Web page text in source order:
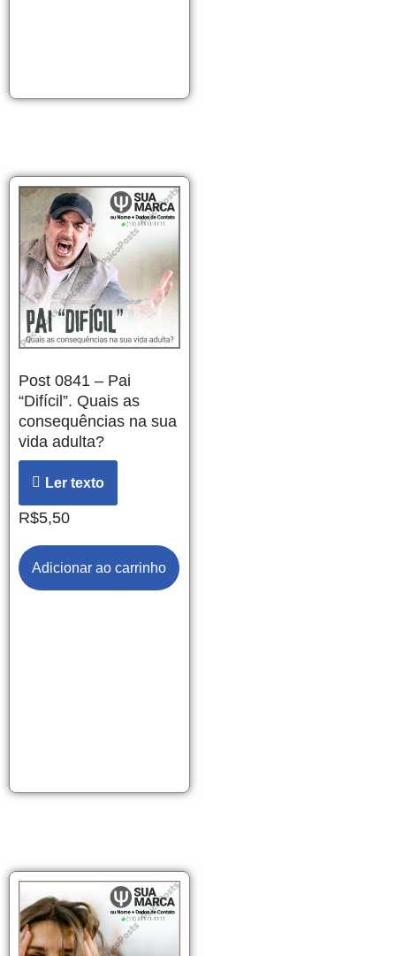
Post 0841 – Pai
“Difícil”. Quais as
consequências na sua
vida adulta?
Ler texto
R$5,50
Adicionar ao carrinho